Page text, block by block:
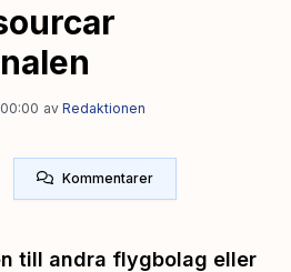
av Redaktionen
Kommentarer
till andra flygbolag eller